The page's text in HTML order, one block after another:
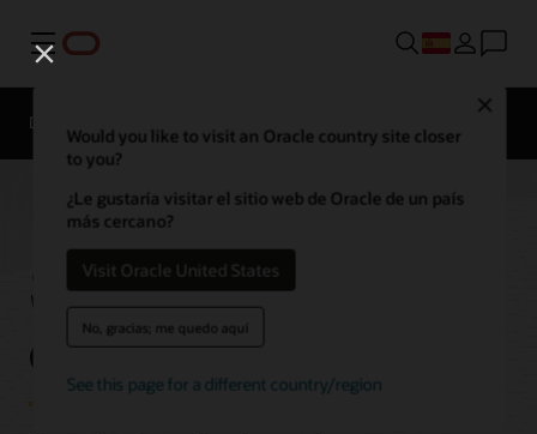
Menú
Would you like to visit an Oracle country site closer
to you?
¿Le gustaría visitar el sitio web de Oracle de un país
más cercano?
Visit Oracle United States
No, gracias; me quedo aquí
See this page for a different country/region
Descripción general
Supervisión
empresarial